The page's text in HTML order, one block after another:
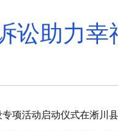
讼助力
项活动启动仪式在淅川